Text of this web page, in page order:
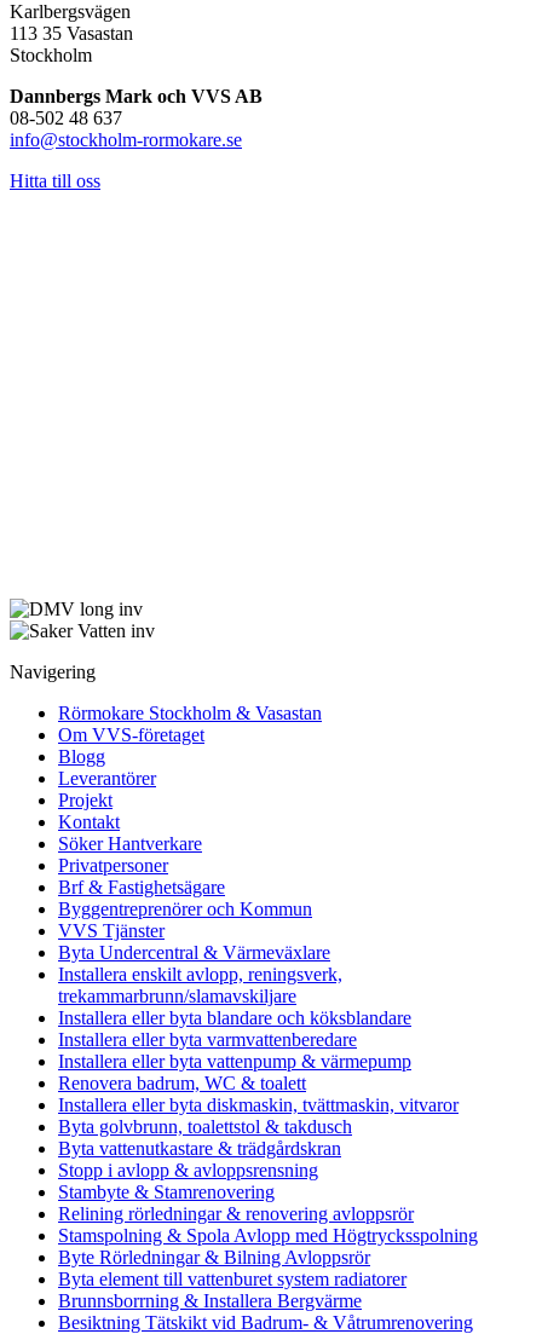
Karlbergsvägen
113 35 Vasastan
Stockholm
Dannbergs Mark och VVS AB
08-502 48 637
info@stockholm-rormokare.se
Hitta till oss
Navigering
Rörmokare Stockholm & Vasastan
Om VVS-företaget
Blogg
Leverantörer
Projekt
Kontakt
Söker Hantverkare
Privatpersoner
Brf & Fastighetsägare
Byggentreprenörer och Kommun
VVS Tjänster
Byta Undercentral & Värmeväxlare
Installera enskilt avlopp, reningsverk,
trekammarbrunn/slamavskiljare
Installera eller byta blandare och köksblandare
Installera eller byta varmvattenberedare
Installera eller byta vattenpump & värmepump
Renovera badrum, WC & toalett
Installera eller byta diskmaskin, tvättmaskin, vitvaror
Byta golvbrunn, toalettstol & takdusch
Byta vattenutkastare & trädgårdskran
Stopp i avlopp & avloppsrensning
Stambyte & Stamrenovering
Relining rörledningar & renovering avloppsrör
Stamspolning & Spola Avlopp med Högtrycksspolning
Byte Rörledningar & Bilning Avloppsrör
Byta element till vattenburet system radiatorer
Brunnsborrning & Installera Bergvärme
Besiktning Tätskikt vid Badrum- & Våtrumrenovering